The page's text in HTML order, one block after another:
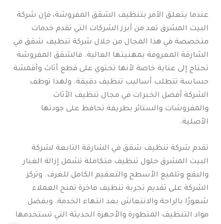
عندما يتعلق الأمر بتنظيف الشقق المفروشة، فإن شركة
البيت المشرق تعد من أبرز الشركات التي تقدم خدمات
متخصصة في هذا المجال من خلال شركة تنظيف شقق في
الشارقة المعروفة بمهنيتها العالية. فالشقق المفروشة
تحتاج إلى عناية خاصة لأنها تحتوي على قطع أثاث وأقمشة
حساسة تتطلب أساليب تنظيف دقيقة. ولهذا توظف
الشركة أفضل الخبرات في مجال تنظيف الأثاث
والمفروشات والستائر بطريقة تحافظ على جودتها
الأصلية.
تقدم شركة تنظيف شقق في الشارقة التابعة لشركة
البيت المشرق حلول تنظيف متكاملة تشمل إزالة الغبار
والبقع وتلميع الأسطح والتعقيم الكامل للغرف. وتركز
الشركة على تقديم تجربة تنظيف فاخرة تمنح العملاء
شعورًا بالراحة والانتعاش بعد انتهاء الخدمة. وبفضل
مواد التنظيف المتطورة والأجهزة الحديثة التي تستخدمها